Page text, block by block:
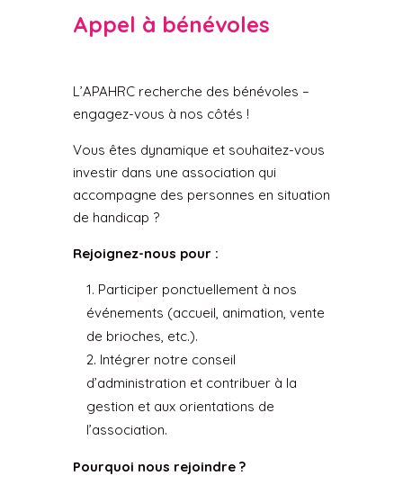
Appel à bénévoles
L’APAHRC recherche des bénévoles –
engagez-vous à nos côtés !
Vous êtes dynamique et souhaitez-vous
investir dans une association qui
accompagne des personnes en situation
de handicap ?
Rejoignez-nous pour :
Participer ponctuellement à nos
événements (accueil, animation, vente
de brioches, etc.).
Intégrer notre conseil
d’administration et contribuer à la
gestion et aux orientations de
l’association.
Pourquoi nous rejoindre ?